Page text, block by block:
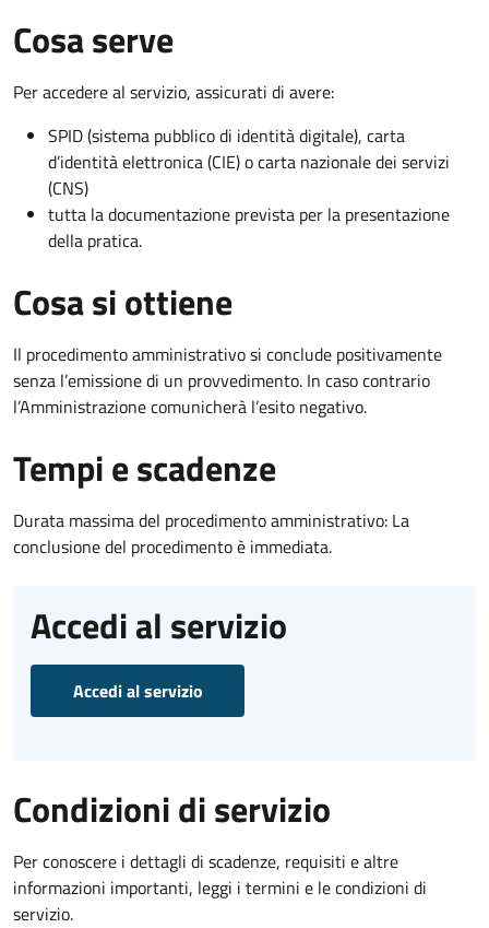
Cosa serve
Per accedere al servizio, assicurati di avere:
SPID (sistema pubblico di identità digitale), carta
d’identità elettronica (CIE) o carta nazionale dei servizi
(CNS)
tutta la documentazione prevista per la presentazione
della pratica.
Cosa si ottiene
Il procedimento amministrativo si conclude positivamente
senza l’emissione di un provvedimento. In caso contrario
l’Amministrazione comunicherà l’esito negativo.
Tempi e scadenze
Durata massima del procedimento amministrativo: La
conclusione del procedimento è immediata.
Accedi al servizio
Accedi al servizio
Condizioni di servizio
Per conoscere i dettagli di scadenze, requisiti e altre
informazioni importanti, leggi i termini e le condizioni di
servizio.